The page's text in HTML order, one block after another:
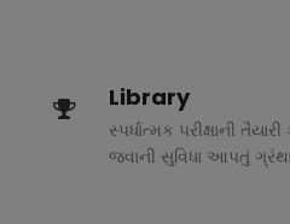
Library
સ્પર્ધાત્મક પરીક્ષાની
જવાની સુવિધા આપતું